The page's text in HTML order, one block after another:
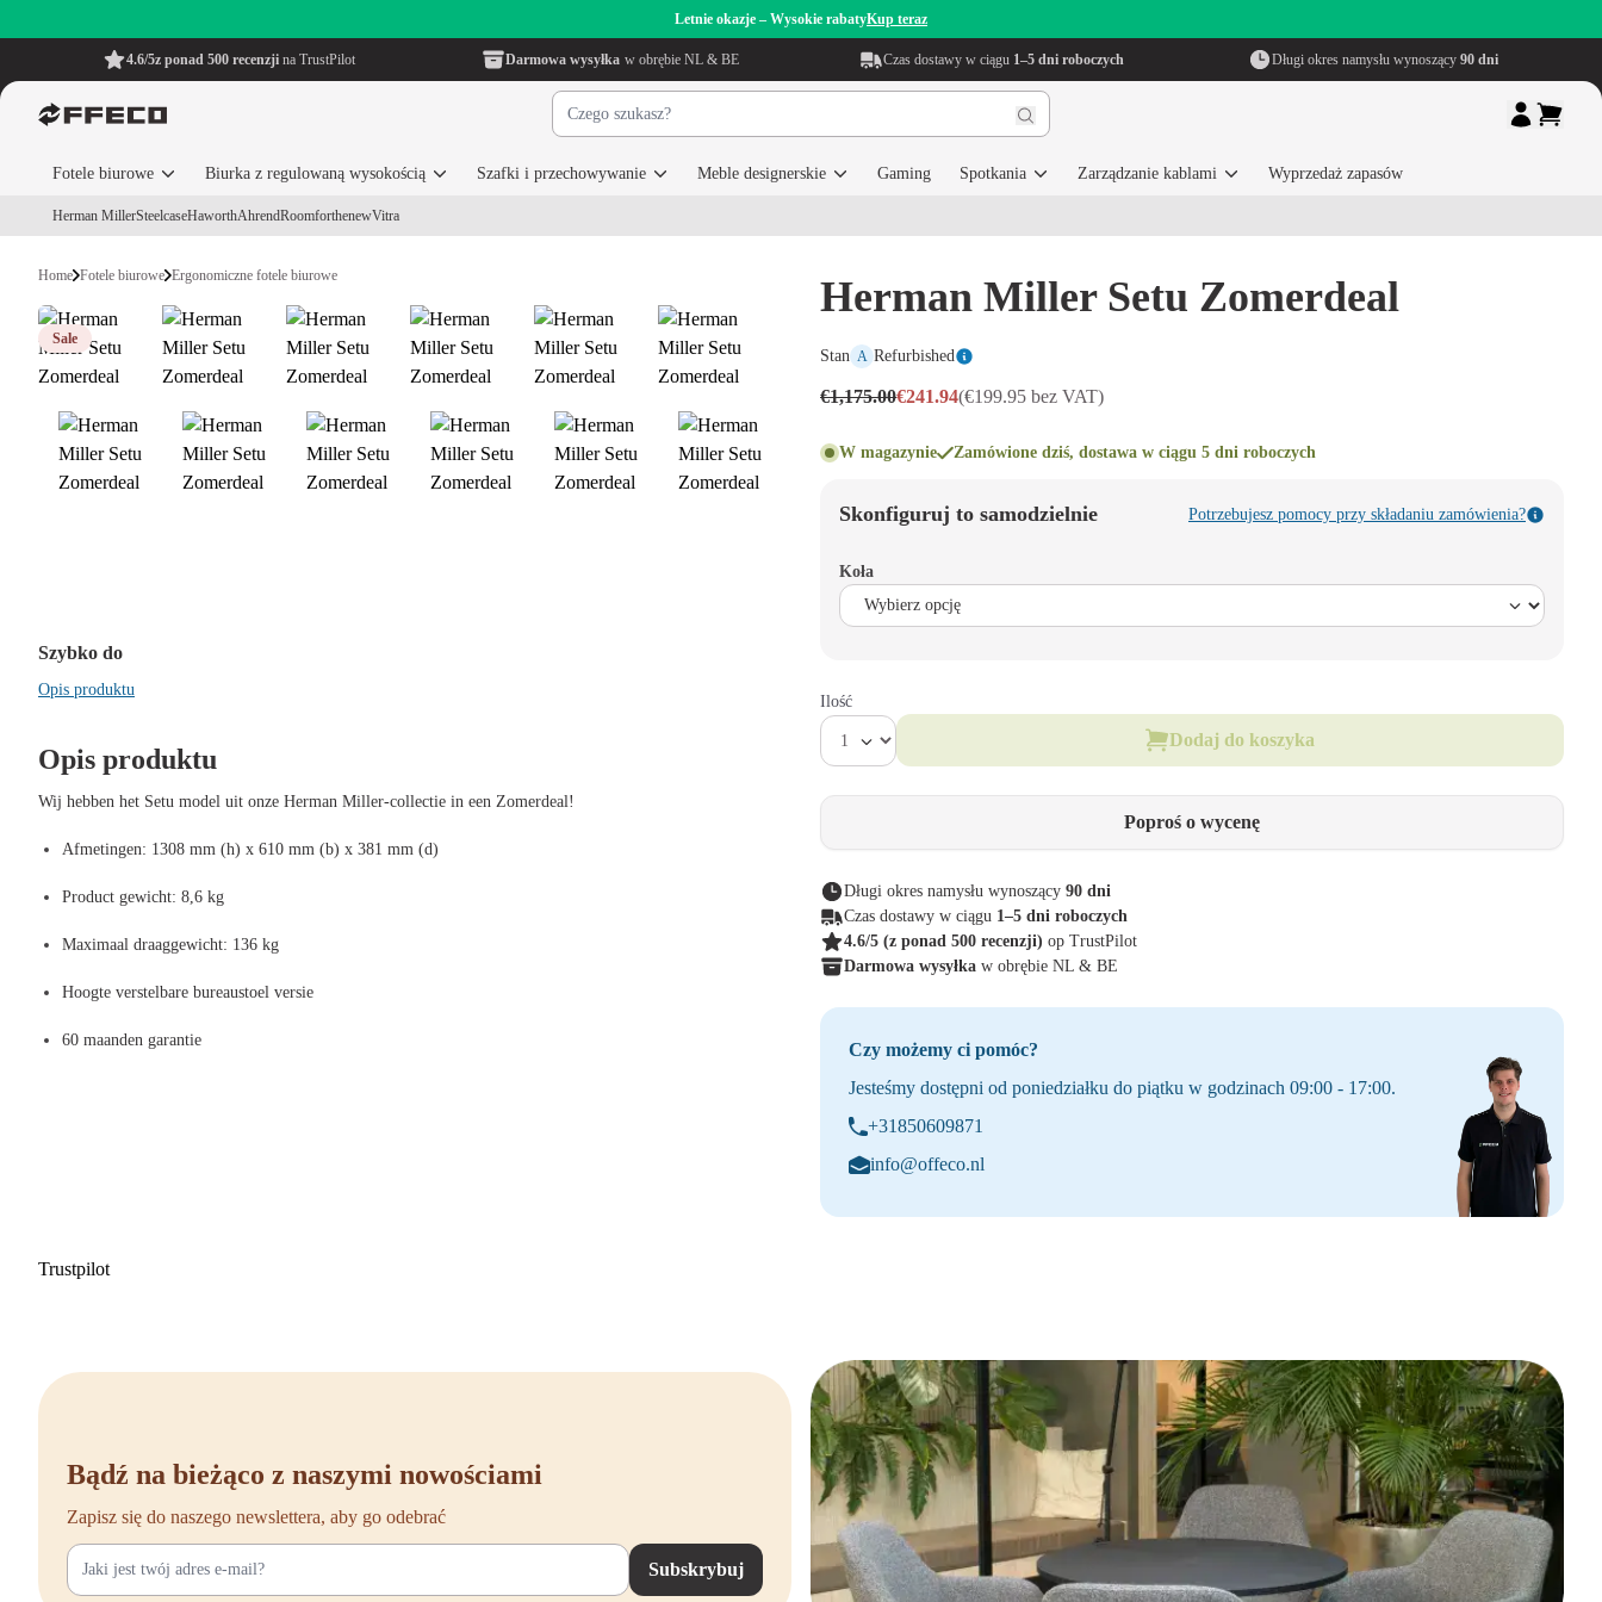
Letnie okazje – Wysokie rabatyKup teraz
4.6/5z ponad 500 recenzji na TrustPilot Darmowa wysyłka w obrębie NL & BE Czas dostawy w ciągu 1–5 dni roboczych Długi okres namysłu wynoszący 90 dni
Fotele biurowe Biurka z regulowaną wysokością Szafki i przechowywanie Meble designerskie Gaming Spotkania Zarządzanie kablami Wyprzedaż zapasów
Herman MillerSteelcaseHaworthAhrendRoomforthenewVitra
Home Fotele biurowe Ergonomiczne fotele biurowe
Sale
Herman Miller Setu Zomerdeal
Stan A Refurbished
€1,175.00€241.94(€199.95 bez VAT)
W magazynie Zamówione dziś, dostawa w ciągu 5 dni roboczych
Skonfiguruj to samodzielnie Potrzebujesz pomocy przy składaniu zamówienia?
Koła
Ilość
Dodaj do koszyka
Poproś o wycenę
Długi okres namysłu wynoszący 90 dni
Czas dostawy w ciągu 1–5 dni roboczych
4.6/5 (z ponad 500 recenzji) op TrustPilot
Darmowa wysyłka w obrębie NL & BE
Czy możemy ci pomóc?
Jesteśmy dostępni od poniedziałku do piątku w godzinach 09:00 - 17:00.
+31850609871
info@offeco.nl
Szybko do
Opis produktu
Opis produktu
Wij hebben het Setu model uit onze Herman Miller-collectie in een Zomerdeal!
Afmetingen: 1308 mm (h) x 610 mm (b) x 381 mm (d)
Product gewicht: 8,6 kg
Maximaal draaggewicht: 136 kg
Hoogte verstelbare bureaustoel versie
60 maanden garantie
Trustpilot
Bądź na bieżąco z naszymi nowościami
Zapisz się do naszego newslettera, aby go odebrać
Subskrybuj